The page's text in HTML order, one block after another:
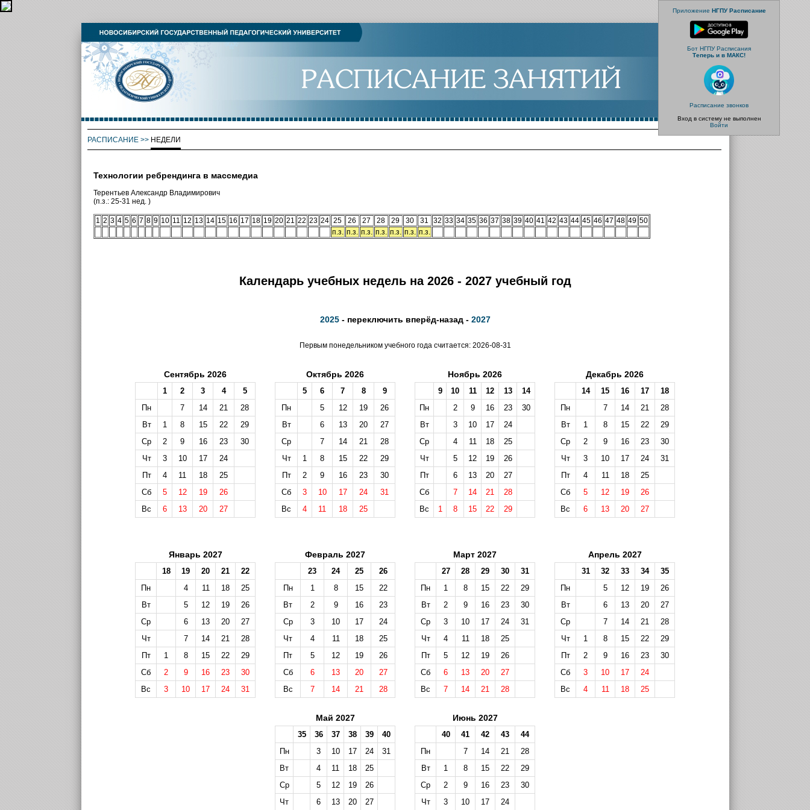
Приложение НГПУ Расписание
Бот НГПУ Расписания
Теперь и в МАКС!
Расписание звонков
Вход в систему не выполнен
Войти
РАСПИСАНИЕ>> НЕДЕЛИ
Технологии ребрендинга в массмедиа
Терентьев Александр Владимирович
(п.з.: 25-31 нед. )
1 2 3 4 5 6 7 8 9 10 11 12 13 14 15 16 17 18 19 20 21 22 23 24 25 26 27 28 29 30 31 32 33 34 35 36 37 38 39 40 41 42 43 44 45 46 47 48 49 50
п.з. п.з. п.з. п.з. п.з. п.з. п.з.
Календарь учебных недель на 2026 - 2027 учебный год
2025- переключить вперёд-назад - 2027
Первым понедельником учебного года считается: 2026-08-31
Сентябрь 2026
1 2 3 4
5
Пн
7 14 21
28
Вт
1 8 15 22
29
Ср
2 9 16 23
30
Чт
3 10 17
24
Пт
4 11 18
25
Сб
5 12 19
26
Вс
6 13 20 27
Октябрь 2026
5 6 7 8
9
Пн
5 12 19
26
Вт
6 13 20
27
Ср
7 14 21
28
Чт
1 8 15 22
29
Пт
2 9 16 23
30
Сб
3 10 17 24
31
Вс
4 11 18 25
Ноябрь 2026
9 10 11 12 13
14
Пн
2 9 16 23
30
Вт
3 10 17
24
Ср
4 11 18
25
Чт
5 12 19
26
Пт
6 13 20
27
Сб
7 14 21
28
Вс
1 8 15 22 29
Декабрь 2026
14 15 16 17
18
Пн
7 14 21
28
Вт
1 8 15 22
29
Ср
2 9 16 23
30
Чт
3 10 17 24
31
Пт
4 11 18
25
Сб
5 12 19
26
Вс
6 13 20 27
Январь 2027
18 19 20 21
22
Пн
4 11 18
25
Вт
5 12 19
26
Ср
6 13 20
27
Чт
7 14 21
28
Пт
1 8 15 22
29
Сб
2 9 16 23
30
Вс
3 10 17 24 31
Февраль 2027
23 24 25
26
Пн
1 8 15
22
Вт
2 9 16
23
Ср
3 10 17
24
Чт
4 11 18
25
Пт
5 12 19
26
Сб
6 13 20
27
Вс
7 14 21 28
Март 2027
27 28 29 30
31
Пн
1 8 15 22
29
Вт
2 9 16 23
30
Ср
3 10 17 24
31
Чт
4 11 18
25
Пт
5 12 19
26
Сб
6 13 20
27
Вс
7 14 21 28
Апрель 2027
31 32 33 34
35
Пн
5 12 19
26
Вт
6 13 20
27
Ср
7 14 21
28
Чт
1 8 15 22
29
Пт
2 9 16 23
30
Сб
3 10 17
24
Вс
4 11 18 25
Май 2027
35 36 37 38 39
40
Пн
3 10 17 24
31
Вт
4 11 18
25
Ср
5 12 19
26
Чт
6 13 20 27
Июнь 2027
40 41 42 43
44
Пн
7 14 21
28
Вт
1 8 15 22
29
Ср
2 9 16 23
30
Чт
3 10 17 24